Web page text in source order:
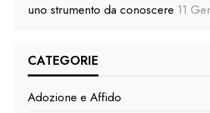
uno strumento da conoscere 11
CATEGORIE
Adozione e Affido